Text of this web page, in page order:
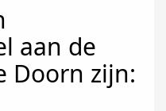
aan de
Doorn zijn: